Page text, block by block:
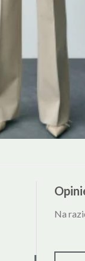
Na